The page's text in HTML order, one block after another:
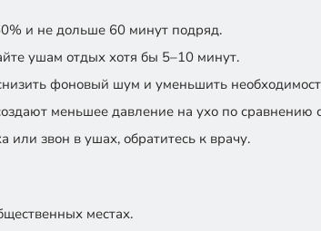
и не дольше 60 минут подряд.
ушам отдых хотя бы 5–10 минут.
фоновый шум и уменьшить
меньшее давление на ухо по сравнению
или звон в ушах, обратитесь к врачу.
местах.